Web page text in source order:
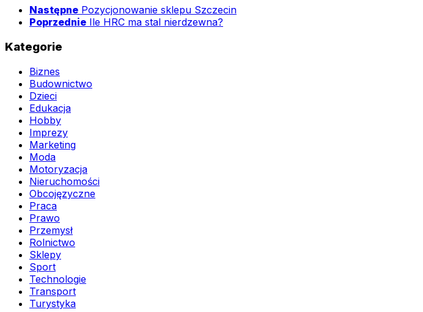
Następne Pozycjonowanie sklepu Szczecin
Poprzednie Ile HRC ma stal nierdzewna?
Kategorie
Biznes
Budownictwo
Dzieci
Edukacja
Hobby
Imprezy
Marketing
Moda
Motoryzacja
Nieruchomości
Obcojęzyczne
Praca
Prawo
Przemysł
Rolnictwo
Sklepy
Sport
Technologie
Transport
Turystyka